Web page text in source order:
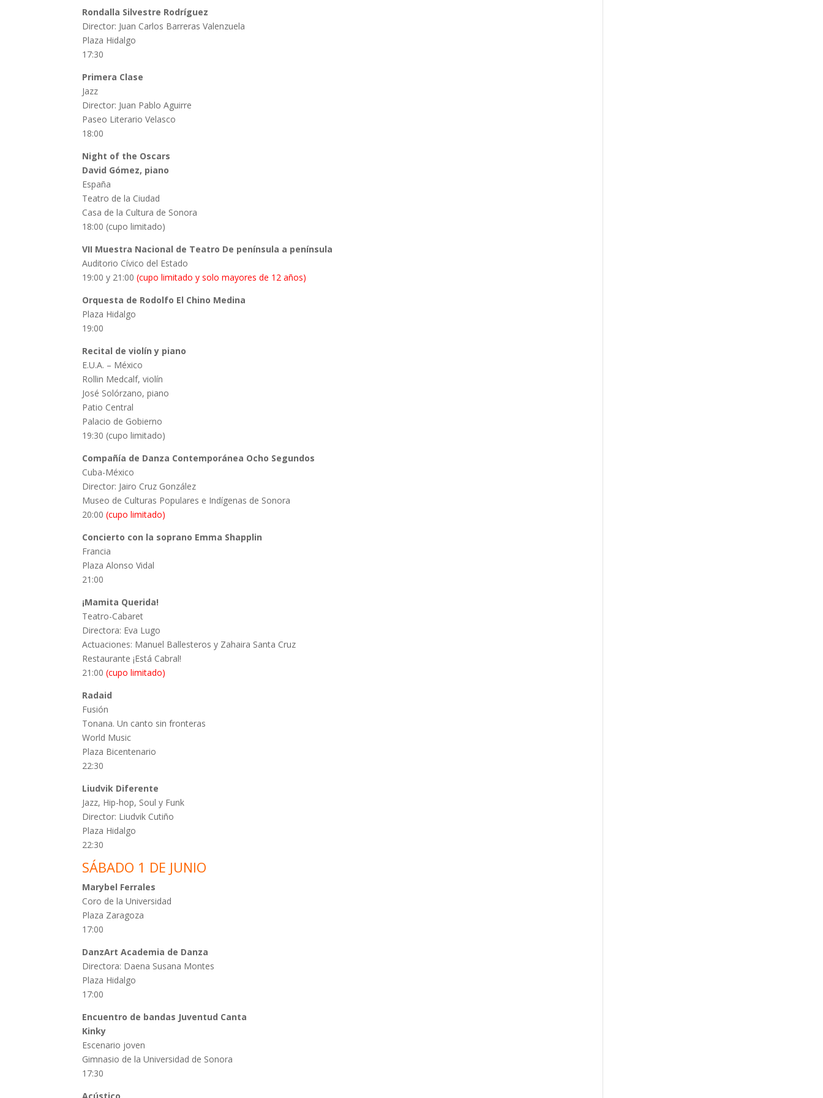
Rondalla Silvestre Rodríguez
Director: Juan Carlos Barreras Valenzuela
Plaza Hidalgo
17:30
Primera Clase
Jazz
Director: Juan Pablo Aguirre
Paseo Literario Velasco
18:00
Night of the Oscars
David Gómez, piano
España
Teatro de la Ciudad
Casa de la Cultura de Sonora
18:00 (cupo limitado)
VII Muestra Nacional de Teatro De península a península
Auditorio Cívico del Estado
19:00 y 21:00(cupo limitado y solo mayores de 12 años)
Orquesta de Rodolfo El Chino Medina
Plaza Hidalgo
19:00
Recital de violín y piano
E.U.A. – México
Rollin Medcalf, violín
José Solórzano, piano
Patio Central
Palacio de Gobierno
19:30 (cupo limitado)
Compañía de Danza Contemporánea Ocho Segundos
Cuba-México
Director: Jairo Cruz González
Museo de Culturas Populares e Indígenas de Sonora
20:00(cupo limitado)
Concierto con la soprano Emma Shapplin
Francia
Plaza Alonso Vidal
21:00
¡Mamita Querida!
Teatro-Cabaret
Directora: Eva Lugo
Actuaciones: Manuel Ballesteros y Zahaira Santa Cruz
Restaurante ¡Está Cabral!
21:00(cupo limitado)
Radaid
Fusión
Tonana. Un canto sin fronteras
World Music
Plaza Bicentenario
22:30
Liudvik Diferente
Jazz, Hip-hop, Soul y Funk
Director: Liudvik Cutiño
Plaza Hidalgo
22:30
SÁBADO 1 DE JUNIO
Marybel Ferrales
Coro de la Universidad
Plaza Zaragoza
17:00
DanzArt Academia de Danza
Directora: Daena Susana Montes
Plaza Hidalgo
17:00
Encuentro de bandas Juventud Canta
Kinky
Escenario joven
Gimnasio de la Universidad de Sonora
17:30